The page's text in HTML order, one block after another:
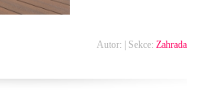
Autor: | Sekce: Zahrada